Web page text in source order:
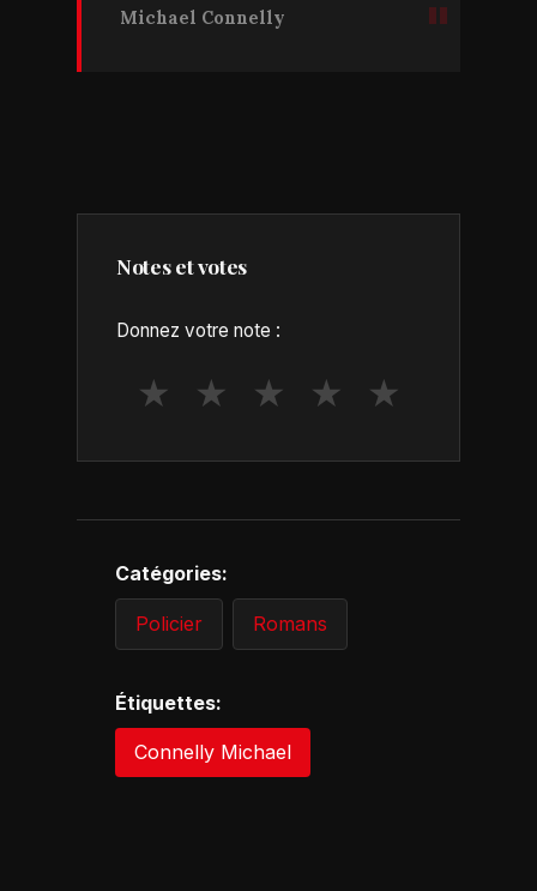
Michael Connelly
Notes et votes
Donnez votre note :
★ ★ ★ ★ ★
Catégories:
Policier Romans
Étiquettes:
Connelly Michael